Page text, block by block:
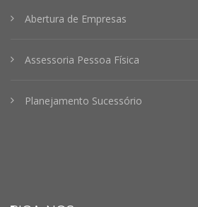
Abertura de Empresas
Assessoria Pessoa Física
Planejamento Sucessório